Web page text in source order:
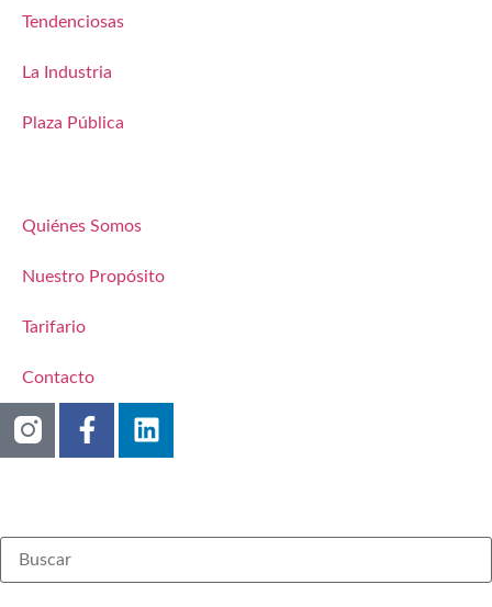
Tendenciosas
La Industria
Plaza Pública
Quiénes Somos
Nuestro Propósito
Tarifario
Contacto